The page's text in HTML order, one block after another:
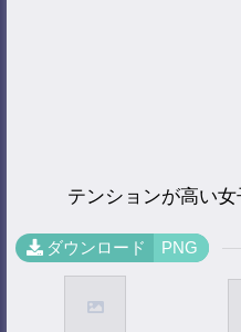
テンションが高い女
ダウンロード PNG